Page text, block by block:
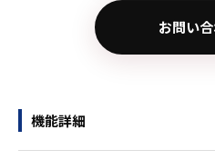
お問い
機能詳細